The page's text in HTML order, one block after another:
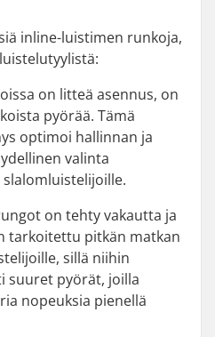
inline-luistimen runkoja,
on litteä asennus, on
pyörää. Tämä
optimoi hallinnan ja
valinta
on tehty vakautta ja
tarkoitettu pitkän matkan
sillä niihin
suuret pyörät, joilla
nopeuksia pienellä